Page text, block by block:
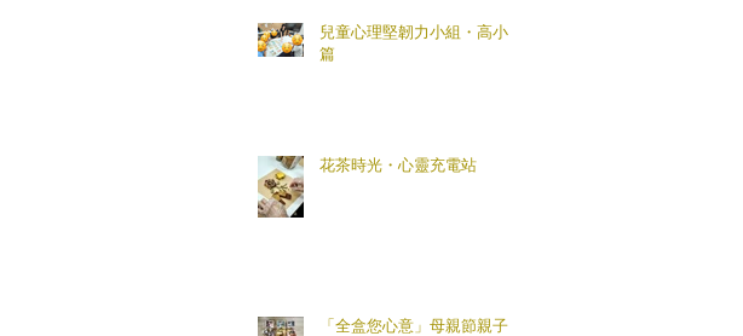
兒童心理堅韌力小組・高小
篇
花茶時光・心靈充電站
「全盒您心意」母親節親子